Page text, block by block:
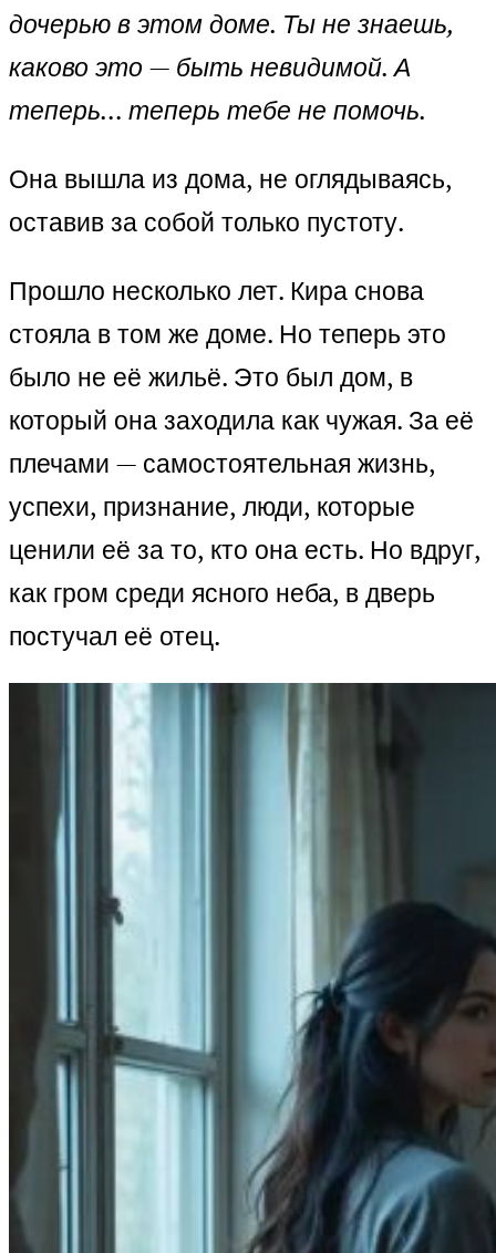
дочерью в этом доме. Ты не знаешь,
каково это — быть невидимой. А
теперь… теперь тебе не помочь.
Она вышла из дома, не оглядываясь,
оставив за собой только пустоту.
Прошло несколько лет. Кира снова
стояла в том же доме. Но теперь это
было не её жильё. Это был дом, в
который она заходила как чужая. За её
плечами — самостоятельная жизнь,
успехи, признание, люди, которые
ценили её за то, кто она есть. Но вдруг,
как гром среди ясного неба, в дверь
постучал её отец.